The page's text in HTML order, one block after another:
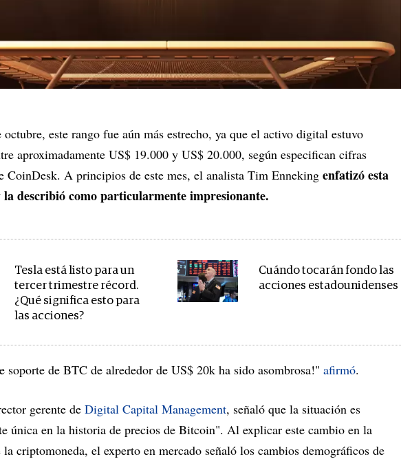
octubre, este rango fue aún más estrecho, ya que el activo digital estuvo
aproximadamente US$ 19.000 y US$ 20.000, según especifican cifras
CoinDesk. A principios de este mes, el analista Tim Enneking enfatizó esta
describió como particularmente impresionante.
Tesla está listo para un
tercer trimestre récord.
¿Qué significa esto para
las acciones?
Cuándo tocarán fondo las
acciones estadounidenses
soporte de BTC de alrededor de US$ 20k ha sido asombrosa!" afirmó.
gerente de Digital Capital Management, señaló que la situación es
única en la historia de precios de Bitcoin". Al explicar este cambio en la
criptomoneda, el experto en mercado señaló los cambios demográficos de